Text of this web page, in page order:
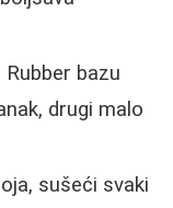
bazu
drugi malo
sušeći svaki